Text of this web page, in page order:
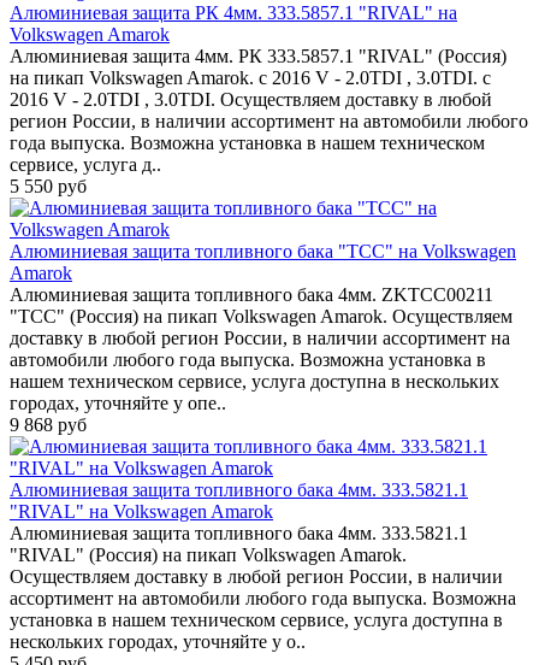
Алюминиевая защита РК 4мм. 333.5857.1 "RIVAL" на
Volkswagen Amarok
Алюминиевая защита 4мм. РК 333.5857.1 "RIVAL" (Россия)
на пикап Volkswagen Amarok. с 2016 V - 2.0TDI , 3.0TDI. с
2016 V - 2.0TDI , 3.0TDI. Осуществляем доставку в любой
регион России, в наличии ассортимент на автомобили любого
года выпуска. Возможна установка в нашем техническом
сервисе, услуга д..
5 550 руб
Алюминиевая защита топливного бака "ТСС" на Volkswagen
Amarok
Алюминиевая защита топливного бака 4мм. ZKTCC00211
"ТСС" (Россия) на пикап Volkswagen Amarok. Осуществляем
доставку в любой регион России, в наличии ассортимент на
автомобили любого года выпуска. Возможна установка в
нашем техническом сервисе, услуга доступна в нескольких
городах, уточняйте у опе..
9 868 руб
Алюминиевая защита топливного бака 4мм. 333.5821.1
"RIVAL" на Volkswagen Amarok
Алюминиевая защита топливного бака 4мм. 333.5821.1
"RIVAL" (Россия) на пикап Volkswagen Amarok.
Осуществляем доставку в любой регион России, в наличии
ассортимент на автомобили любого года выпуска. Возможна
установка в нашем техническом сервисе, услуга доступна в
нескольких городах, уточняйте у о..